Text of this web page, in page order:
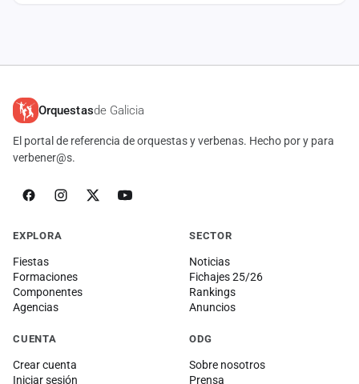
Orquestasde Galicia
El portal de referencia de orquestas y verbenas. Hecho por y para
verbener@s.
EXPLORA
Fiestas
Formaciones
Componentes
Agencias
SECTOR
Noticias
Fichajes 25/26
Rankings
Anuncios
CUENTA
Crear cuenta
Iniciar sesión
ODG
Sobre nosotros
Prensa